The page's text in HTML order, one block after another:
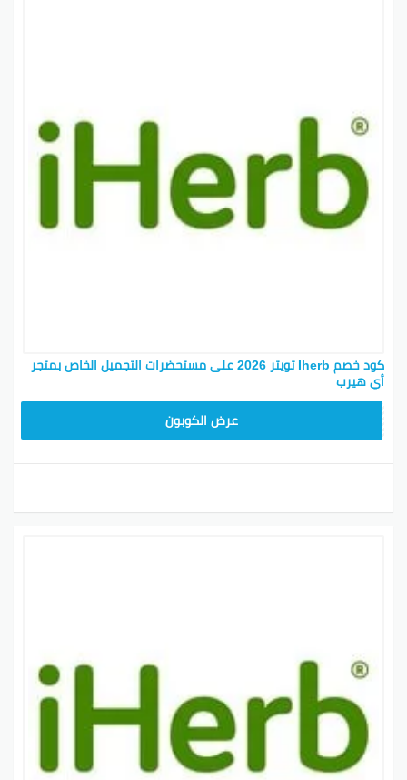
كود خصم Iherb تويتر 2026 على مستحضرات التجميل الخاص بمتجر
أي هيرب
عرض الكوبون